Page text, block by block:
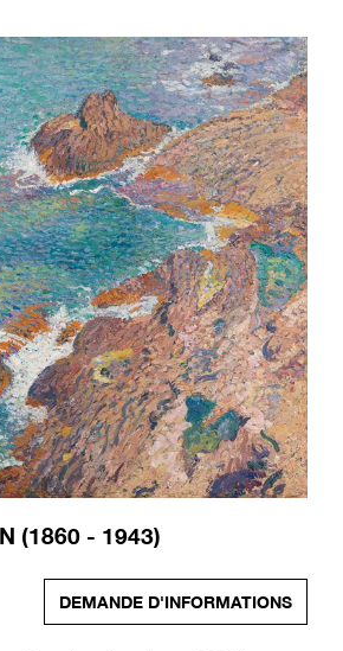
(1860 - 1943)
DEMANDE D'INFORMATIONS